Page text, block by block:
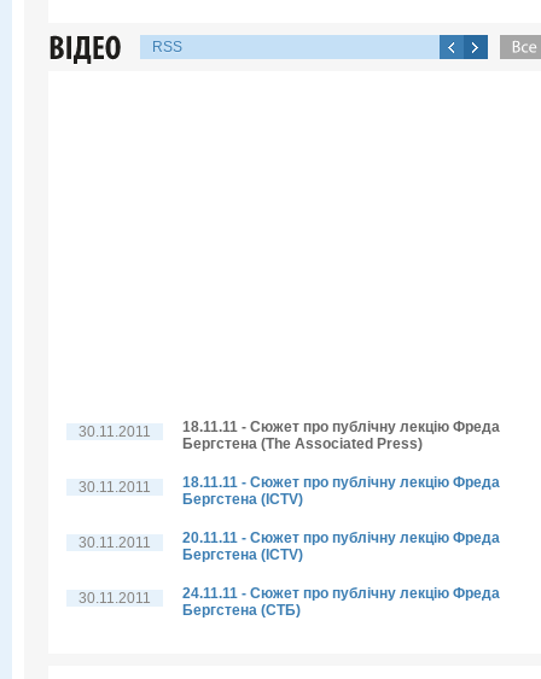
RSS
30.11.2011
18.11.11 - Сюжет про публічну лекцію Фреда
Бергстена (The Associated Press)
30.11.2011
18.11.11 - Сюжет про публічну лекцію Фреда
Бергстена (ICTV)
30.11.2011
20.11.11 - Сюжет про публічну лекцію Фреда
Бергстена (ICTV)
30.11.2011
24.11.11 - Сюжет про публічну лекцію Фреда
Бергстена (СТБ)